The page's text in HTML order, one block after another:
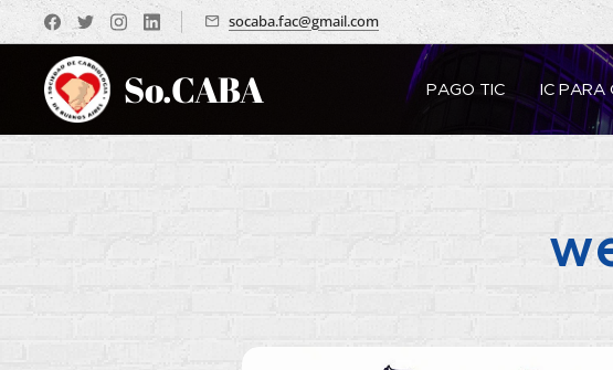
socaba.fac@gmail.com
So.CABA PAGO TIC IC PARA